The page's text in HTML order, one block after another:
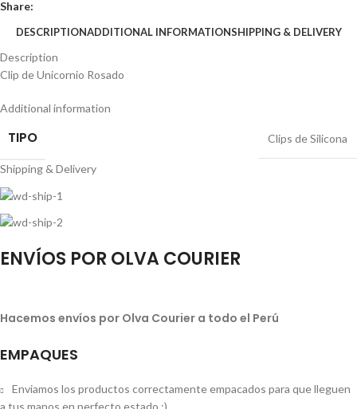
Share:
DESCRIPTIONADDITIONAL INFORMATIONSHIPPING & DELIVERY
Description
Clip de Unicornio Rosado
Additional information
TIPO Clips de Silicona
Shipping & Delivery
ENVÍOS POR OLVA COURIER
Hacemos envíos por Olva Courier a todo el Perú
EMPAQUES
Enviamos los productos correctamente empacados para que lleguen